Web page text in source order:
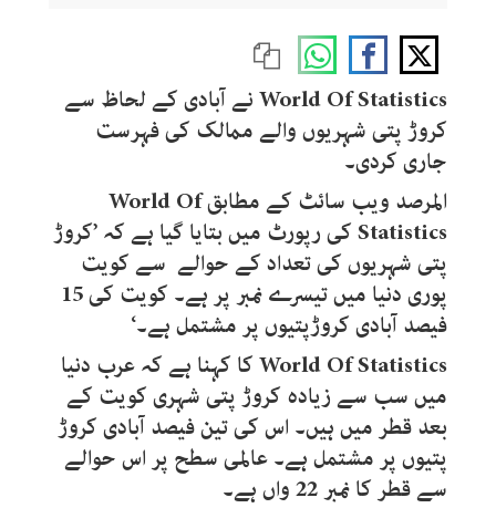
World Of Statisticsنے آبادی کے لحاظ سے
کروڑ پتی شہریوں والے ممالک کی فہرست
جاری کردی۔
المرصد ویب سائٹ کے مطابقWorld Of
Statisticsکی رپورٹ میں بتایا گیا ہے کہ ’کروڑ
پتی شہریوں کی تعداد کے حوالے سے کویت
پوری دنیا میں تیسرے نمبر پر ہے۔ کویت کی 15
فیصد آبادی کروڑپتیوں پر مشتمل ہے۔‘
World Of Statisticsکا کہنا ہے کہ عرب دنیا
میں سب سے زیادہ کروڑ پتی شہری کویت کے
بعد قطر میں ہیں۔ اس کی تین فیصد آبادی کروڑ
پتیوں پر مشتمل ہے۔ عالمی سطح پر اس حوالے
سے قطر کا نمبر 22 واں ہے۔